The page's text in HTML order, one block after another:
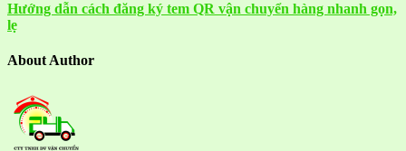
Hướng dẫn cách đăng ký tem QR vận chuyển hàng nhanh gọn,
lẹ
About Author